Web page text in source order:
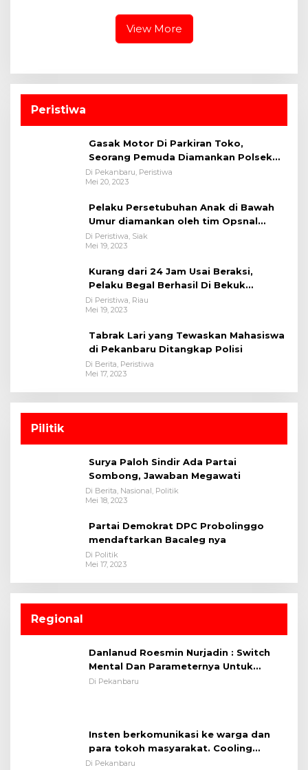
Penanaman Mangrove
Kelayan Binter
View More
Peristiwa
Gasak Motor Di Parkiran Toko,
Seorang Pemuda Diamankan Polsek
Bukit Raya
Di Pekanbaru, Peristiwa
Mei 20, 2023
Pelaku Persetubuhan Anak di Bawah
Umur diamankan oleh tim Opsnal
Polsek Tualang-Polres Siak-Polda Riau
Di Peristiwa, Siak
Mei 19, 2023
Kurang dari 24 Jam Usai Beraksi,
Pelaku Begal Berhasil Di Bekuk
Satreskrim Polres Kuansing
Di Peristiwa, Riau
Mei 19, 2023
Tabrak Lari yang Tewaskan Mahasiswa
di Pekanbaru Ditangkap Polisi
Di Berita, Peristiwa
Mei 17, 2023
Pilitik
Surya Paloh Sindir Ada Partai
Sombong, Jawaban Megawati
Di Berita, Nasional, Politik
Mei 18, 2023
Partai Demokrat DPC Probolinggo
mendaftarkan Bacaleg nya
Di Politik
Mei 17, 2023
Regional
Danlanud Roesmin Nurjadin : Switch
Mental Dan Parameternya Untuk
Melaksanakan ✈
Di Pekanbaru
Insten berkomunikasi ke warga dan
para tokoh masyarakat. Cooling
System OMP LK ²024 Polsek Rumbai,
Di Pekanbaru